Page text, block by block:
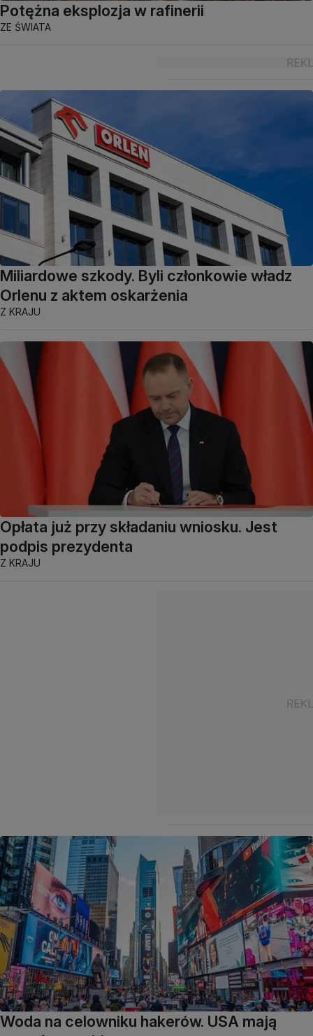
Potężna eksplozja w rafinerii
ZE ŚWIATA
Miliardowe szkody. Byli członkowie władz
Orlenu z aktem oskarżenia
Z KRAJU
Opłata już przy składaniu wniosku. Jest
podpis prezydenta
Z KRAJU
Woda na celowniku hakerów. USA mają